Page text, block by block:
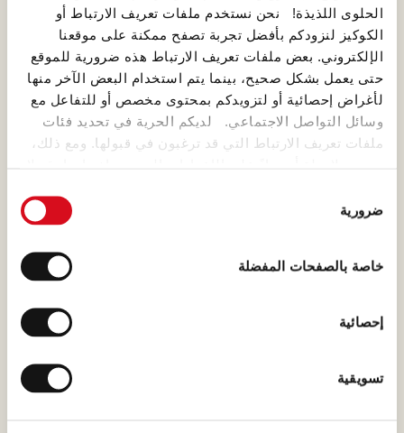
الحلوى اللذيذة! نحن نستخدم ملفات تعريف الارتباط أو
الكوكيز لنزودكم بأفضل تجربة تصفح ممكنة على موقعنا
الإلكتروني. بعض ملفات تعريف الارتباط هذه ضرورية للموقع
حتى يعمل بشكل صحيح، بينما يتم استخدام البعض الآخر منها
لأغراض إحصائية أو لتزويدكم بمحتوى مخصص أو للتفاعل مع
وسائل التواصل الاجتماعي. لديكم الحرية في تحديد فئات
ملفات تعريف الارتباط التي قد ترغبون في قبولها. ومع ذلك،
(template: Cookies Cookiebot information letter_AR V2.0)
الموافقة
ضرورية
خاصة بالصفحات المفضلة
إحصائية
تسويقية
ويفر كريسبيز
ويفر لواكر هو الشريك الأمثل
لكريمة لواكر، وهو القاعدة المثالية
التي نضيف فوقها مكونات شهية.
ها هو الآن يأتي في شكل جديد:
أن تقع في حب البندق هو أمر
كان البندق إيطاليًا! هنا في لواكر،